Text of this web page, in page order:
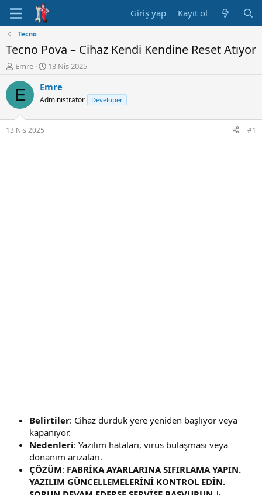
Giriş yap Kayıt ol
Tecno
Tecno Pova – Cihaz Kendi Kendine Reset Atıyor
K
n
u
y
u
B
a
Emre
B
ş
l
n
ı
13 Nis 2025
E Emre
Administrator Developer
13 Nis 2025 #1
Belirtiler: Cihaz durduk yere yeniden başlıyor veya
kapanıyor.
Nedenleri: Yazılım hataları, virüs bulaşması veya
donanım arızaları.
ÇÖZÜM: FABRİKA AYARLARINA SIFIRLAMA YAPIN.
YAZILIM GÜNCELLEMELERİNİ KONTROL EDİN.